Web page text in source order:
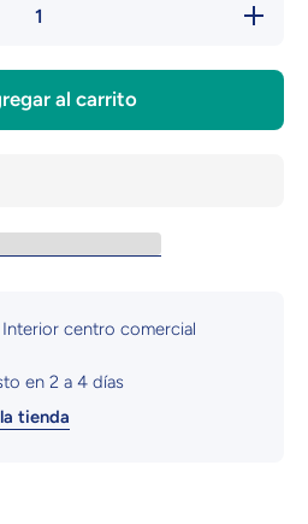
Aumentar
cantidad
Karol G |
Mañana
al carrito
Interior centro comercial
en 2 a 4 días
tienda